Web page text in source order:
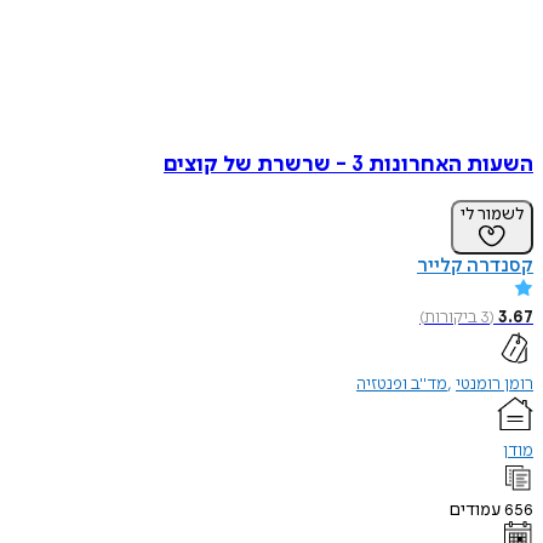
3 - שרשרת של קוצים
לי
קלייר
3ביקורות)
מד"ב ופנטזיה